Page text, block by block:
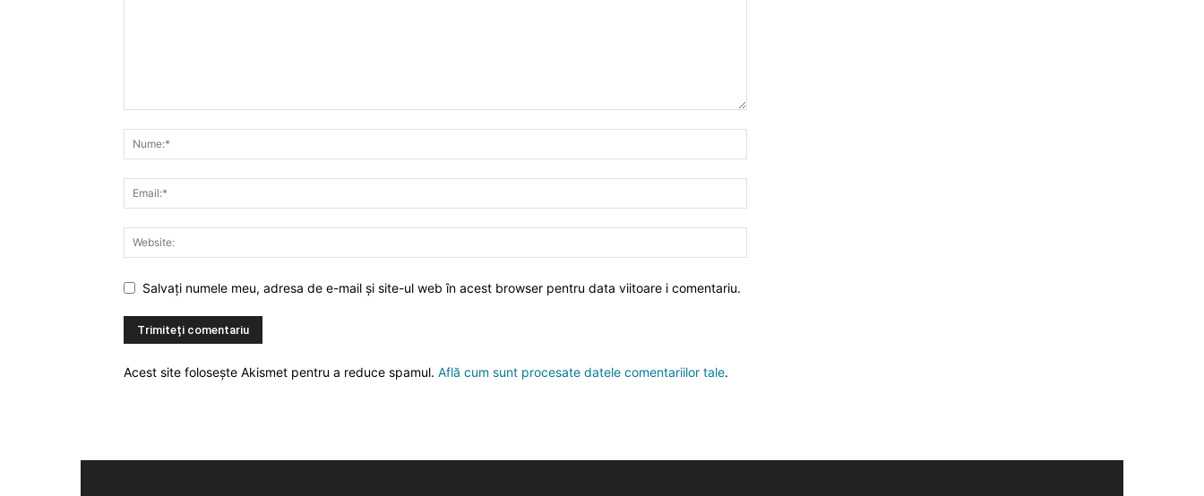
Salvați numele meu, adresa de e-mail și site-ul web în acest browser pentru data viitoare i comentariu.
Acest site folosește Akismet pentru a reduce spamul. Află cum sunt procesate datele comentariilor tale.